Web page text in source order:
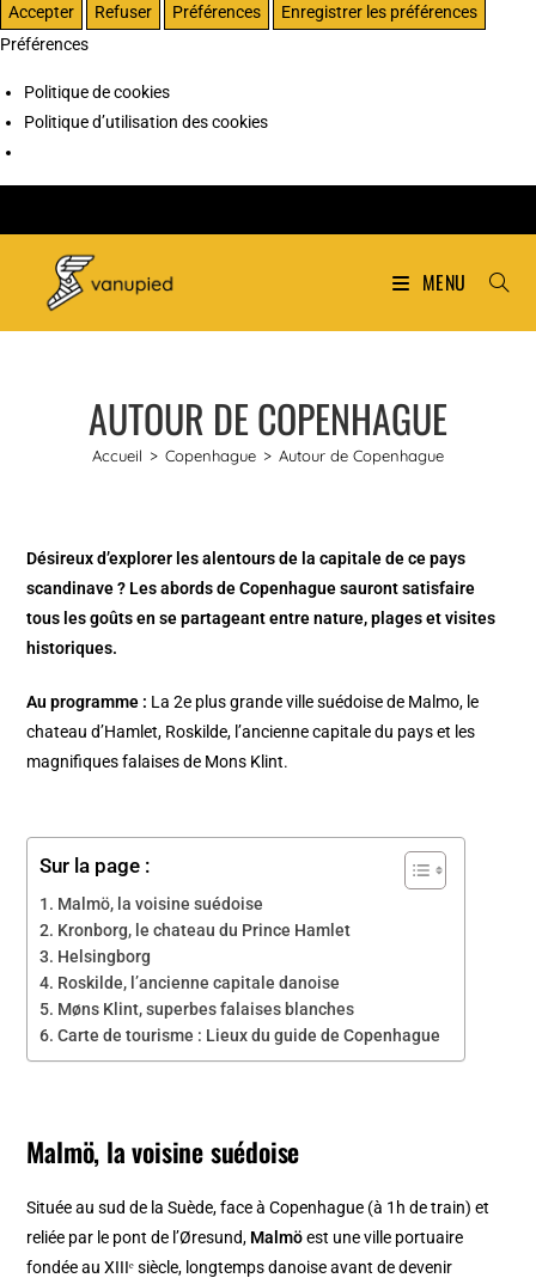
Accepter Refuser Préférences
Enregistrer les préférences
Préférences
Politique de cookies
Politique d’utilisation des cookies
MENU
AUTOUR DE COPENHAGUE
Accueil > Copenhague > Autour de Copenhague
Désireux d’explorer les alentours de la capitale de ce pays
scandinave ? Les abords de Copenhague sauront satisfaire
tous les goûts en se partageant entre nature, plages et visites
historiques.
Au programme : La 2e plus grande ville suédoise de Malmo, le
chateau d’Hamlet, Roskilde, l’ancienne capitale du pays et les
magnifiques falaises de Mons Klint.
Sur la page :
Malmö, la voisine suédoise
Kronborg, le chateau du Prince Hamlet
Helsingborg
Roskilde, l’ancienne capitale danoise
Møns Klint, superbes falaises blanches
Carte de tourisme : Lieux du guide de Copenhague
Malmö, la voisine suédoise
Située au sud de la Suède, face à Copenhague (à 1h de train) et
reliée par le pont de l’Øresund, Malmöest une ville portuaire
fondée au XIIIᵉ siècle, longtemps danoise avant de devenir